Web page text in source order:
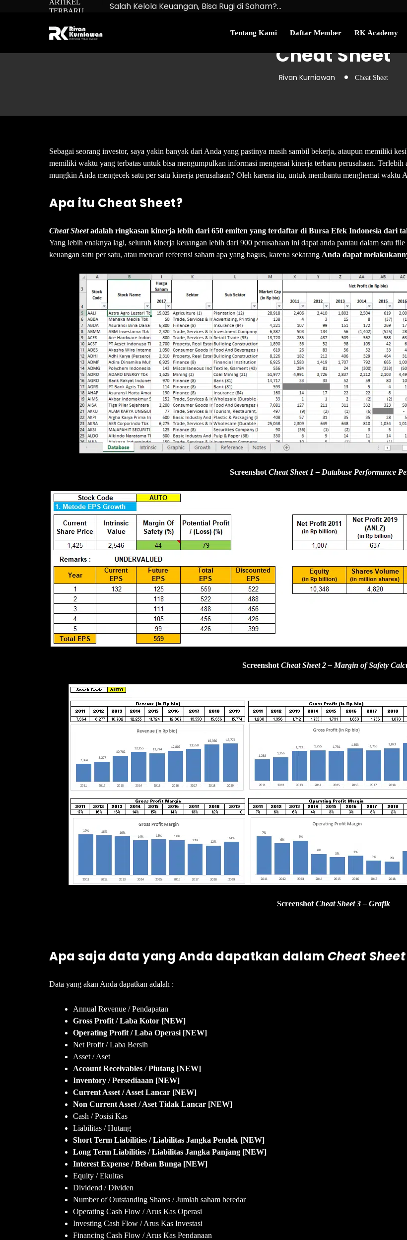
ARTIKEL
TERBARU
Salah Kelola Keuangan, Bisa Rugi di Saham?…
Bukan Cuma Beli Saham: Manajemen Uang Perlu…
Tentang Kami Daftar Member RK Academy
Cheat Sheet
Rivan Kurniawan Cheat Sheet
Sebagai seorang investor, saya yakin banyak dari Anda yang pastinya masih sambil bekerja, ataupun memiliki
memiliki waktu yang terbatas untuk bisa mengumpulkan informasi mengenai kinerja terbaru perusahaan.
mungkin Anda mengecek satu per satu kinerja perusahaan? Oleh karena itu, untuk membantu menghemat waktu
Apa itu Cheat Sheet?
Cheat Sheetadalah ringkasan kinerja lebih dari 650 emiten yang terdaftar di Bursa Efek Indonesia dari
Yang lebih enaknya lagi, seluruh kinerja keuangan lebih dari 900 perusahaan ini dapat anda pantau dalam satu
keuangan satu per satu, atau mencari referensi saham apa yang bagus, karena sekarang Anda dapat
Screenshot Cheat Sheet 1 – Database Performance
Screenshot Cheat Sheet 2 – Margin of Safety
Screenshot Cheat Sheet 3 – Grafik
Apa saja data yang Anda dapatkan dalam Cheat Sheet
Data yang akan Anda dapatkan adalah :
Annual Revenue / Pendapatan
Gross Profit / Laba Kotor [NEW]
Operating Profit / Laba Operasi [NEW]
Net Profit / Laba Bersih
Asset / Aset
Account Receivables / Piutang [NEW]
Inventory / Persediaaan [NEW]
Current Asset / Asset Lancar [NEW]
Non Current Asset / Aset Tidak Lancar [NEW]
Cash / Posisi Kas
Liabilitas / Hutang
Short Term Liabilities / Liabilitas Jangka Pendek [NEW]
Long Term Liabilities / Liabilitas Jangka Panjang [NEW]
Interest Expense / Beban Bunga [NEW]
Equity / Ekuitas
Dividend / Dividen
Number of Outstanding Shares / Jumlah saham beredar
Operating Cash Flow / Arus Kas Operasi
Investing Cash Flow / Arus Kas Investasi
Financing Cash Flow / Arus Kas Pendanaan